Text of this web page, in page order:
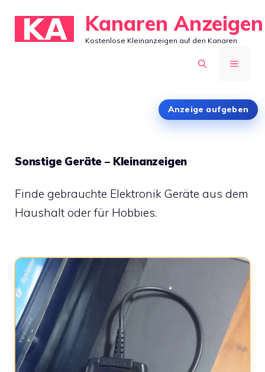
Inhalt
springen
Kanaren Anzeigen
Kostenlose Kleinanzeigen auf den Kanaren
MENÜ
Anzeige aufgeben
Sonstige Geräte – Kleinanzeigen
Finde gebrauchte Elektronik Geräte aus dem
Haushalt oder für Hobbies.